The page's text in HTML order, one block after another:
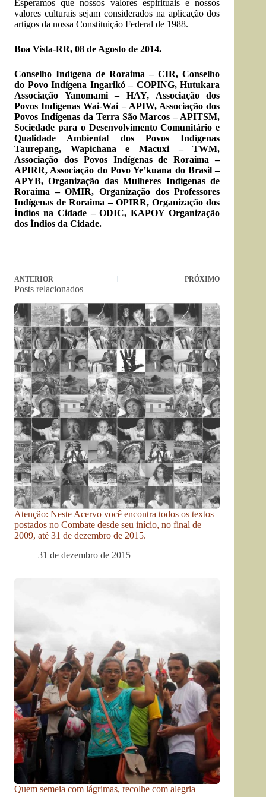
Esperamos que nossos valores espirituais e nossos
valores culturais sejam considerados na aplicação dos
artigos da nossa Constituição Federal de 1988.
Boa Vista-RR, 08 de Agosto de 2014.
Conselho Indígena de Roraima – CIR, Conselho
do Povo Indígena Ingarikó – COPING, Hutukara
Associação Yanomami – HAY, Associação dos
Povos Indígenas Wai-Wai – APIW, Associação dos
Povos Indígenas da Terra São Marcos – APITSM,
Sociedade para o Desenvolvimento Comunitário e
Qualidade Ambiental dos Povos Indígenas
Taurepang, Wapichana e Macuxi – TWM,
Associação dos Povos Indígenas de Roraima –
APIRR, Associação do Povo Ye’kuana do Brasil –
APYB, Organização das Mulheres Indígenas de
Roraima – OMIR, Organização dos Professores
Indígenas de Roraima – OPIRR, Organização dos
Índios na Cidade – ODIC, KAPOY Organização
dos Índios da Cidade.
ANTERIOR PRÓXIMO
Posts relacionados
Atenção: Neste Acervo você encontra todos os textos
postados no Combate desde seu início, no final de
2009, até 31 de dezembro de 2015.
31 de dezembro de 2015
Quem semeia com lágrimas, recolhe com alegria